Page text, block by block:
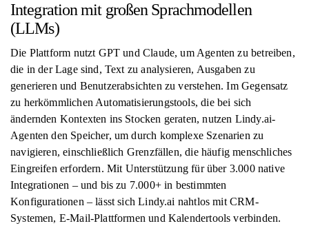
Integration mit großen Sprachmodellen
(LLMs)
Die Plattform nutzt GPT und Claude, um Agenten zu betreiben,
die in der Lage sind, Text zu analysieren, Ausgaben zu
generieren und Benutzerabsichten zu verstehen. Im Gegensatz
zu herkömmlichen Automatisierungstools, die bei sich
ändernden Kontexten ins Stocken geraten, nutzen Lindy.ai-
Agenten den Speicher, um durch komplexe Szenarien zu
navigieren, einschließlich Grenzfällen, die häufig menschliches
Eingreifen erfordern. Mit Unterstützung für über 3.000 native
Integrationen – und bis zu 7.000+ in bestimmten
Konfigurationen – lässt sich Lindy.ai nahtlos mit CRM-
Systemen, E-Mail-Plattformen und Kalendertools verbinden.